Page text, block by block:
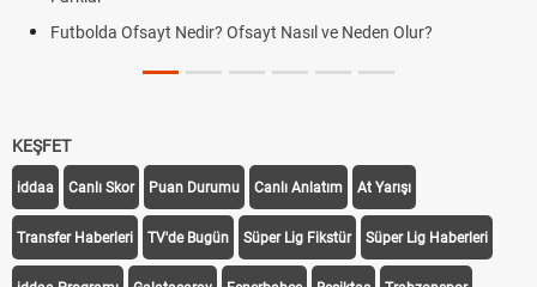
Futbolda Ofsayt Nedir? Ofsayt Nasıl ve Neden Olur?
KEŞFET
iddaa Canlı Skor Puan Durumu Canlı Anlatım At Yarışı
Transfer Haberleri TV'de Bugün Süper Lig Fikstür Süper Lig Haberleri